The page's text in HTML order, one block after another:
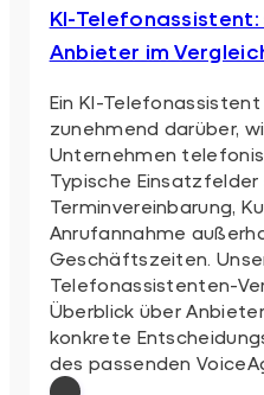
KI-
Anbieter im
Ein KI-
zunehmend darüber,
Unternehmen
Typische Einsatzfelder
Terminvereinbarung,
Anrufannahme
Geschäftszeiten.
Telefonassistenten-
Überblick über
konkrete
des passenden